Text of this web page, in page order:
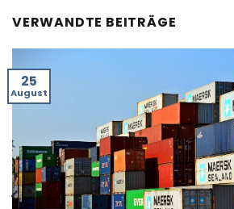
VERWANDTE BEITRÄGE
25
August